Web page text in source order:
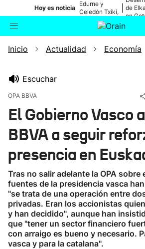
Hoy es noticia
Edurne y
Celedón Txiki,
en directo
de
en
Buscador Actualidad
Ikusmiran
Eguraldia
Inicio Actualidad Economía
Escuchar
OPA BBVA
El Gobierno Vasco
BBVA a seguir
presencia en
Tras no salir adelante la OPA sobre
fuentes de la presidencia vasca
"se trata de una operación entre
privadas. Eran los accionistas
y han decidido", aunque han
que "tener un sector financiero
con arraigo es bueno y necesario.
vasca y para la catalana".